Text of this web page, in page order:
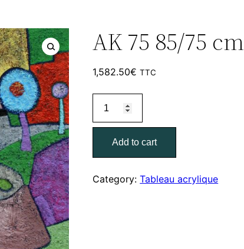
AK 75 85/75 cm
1,582.50€ TTC
85/75
quantity
Add to cart
Category:Tableau acrylique